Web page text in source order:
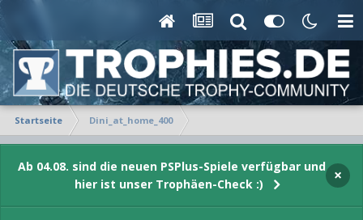
Startseite Dini_at_home_400
Ab 04.08. sind die neuen PSPlus-Spiele verfügbar und
hier ist unser Trophäen-Check :)
×